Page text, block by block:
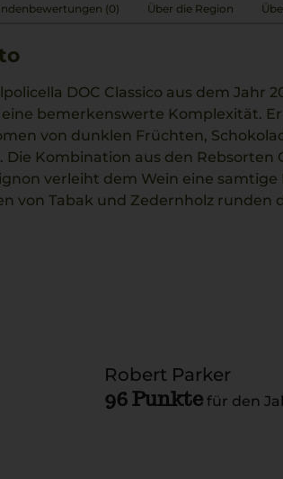
(0) Über die Region
DOC Classico aus dem Jahr
bemerkenswerte Komplexität. Er
von dunklen Früchten,
Kombination aus den Rebsorten
verleiht dem Wein eine samtige
von Tabak und Zedernholz runden
zu einem wärmenden Risotto mit
Robert Parker
96 Punkte für den